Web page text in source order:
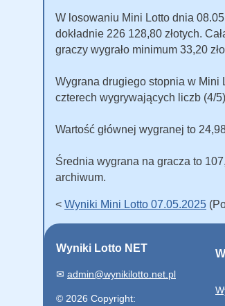
W losowaniu Mini Lotto dnia
dokładnie 226 128,80 złotych.
graczy wygrało minimum 33,20
Wygrana drugiego stopnia w Mini
czterech wygrywających liczb (4/
Wartość głównej wygranej to
Średnia wygrana na gracza to
archiwum.
< Wyniki Mini Lotto 07.05.2025
Wyniki Lotto NET
✉ admin@wynikilotto.net.pl
© 2026 Copyright: